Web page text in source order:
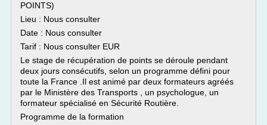
POINTS)
Lieu : Nous consulter
Date : Nous consulter
Tarif : Nous consulter EUR
Le stage de récupération de points se déroule pendant
deux jours consécutifs, selon un programme défini pour
toute la France .Il est animé par deux formateurs agréés
par le Ministère des Transports , un psychologue, un
formateur spécialisé en Sécurité Routière.
Programme de la formation